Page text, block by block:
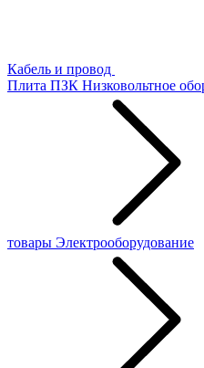
Кабель и провод
Плита ПЗК Низковольтное
товары Электрооборудование